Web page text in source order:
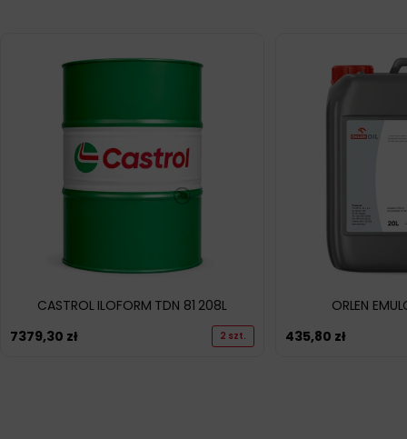
CASTROL ILOFORM TDN 81 208L
7379,30 zł 2 szt.
ORLEN
435,80 zł